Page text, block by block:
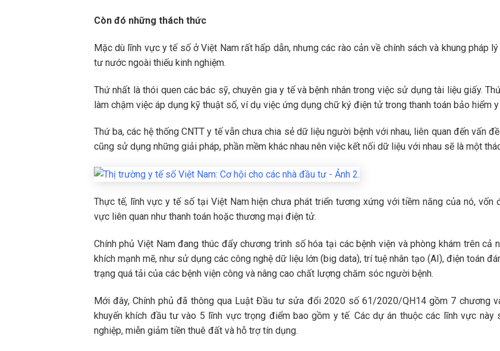
Còn đó những thách thức
Mặc dù lĩnh vực y tế số ở Việt Nam rất hấp dẫn, nhưng các rào cản về chính sách và khung pháp
tư nước ngoài thiếu kinh nghiệm.
Thứ nhất là thói quen các bác sỹ, chuyên gia y tế và bệnh nhân trong việc sử dụng tài liệu giấy.
làm chậm việc áp dụng kỹ thuật số, ví dụ việc ứng dụng chữ ký điện tử trong thanh toán bảo hiểm
Thứ ba, các hệ thống CNTT y tế vẫn chưa chia sẻ dữ liệu người bệnh với nhau, liên quan đến vấn
cũng sử dụng những giải pháp, phần mềm khác nhau nên việc kết nối dữ liệu với nhau sẽ là một
Thực tế, lĩnh vực y tế số tại Việt Nam hiện chưa phát triển tương xứng với tiềm năng của nó,
vực liên quan như thanh toán hoặc thương mại điện tử.
Chính phủ Việt Nam đang thúc đẩy chương trình số hóa tại các bệnh viện và phòng khám trên cả
khích mạnh mẽ, như sử dụng các công nghệ dữ liệu lớn (big data), trí tuệ nhân tạo (AI), điện toán
trạng quá tải của các bệnh viện công và nâng cao chất lượng chăm sóc người bệnh.
Mới đây, Chính phủ đã thông qua Luật Đầu tư sửa đổi 2020 số 61/2020/QH14 gồm 7 chương
khuyến khích đầu tư vào 5 lĩnh vực trọng điểm bao gồm y tế. Các dự án thuộc các lĩnh vực
nghiệp, miễn giảm tiền thuê đất và hỗ trợ tín dụng.